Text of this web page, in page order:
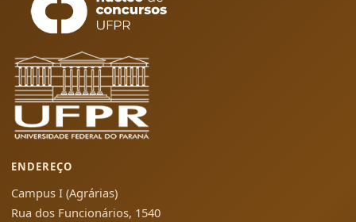
ENDEREÇO
Campus I (Agrárias)
Rua dos Funcionários, 1540